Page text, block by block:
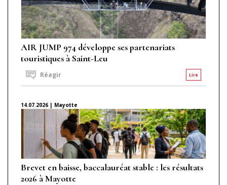
AIR JUMP 974 développe ses partenariats
touristiques à Saint-Leu
Lire
Réagir
14.07.2026 | Mayotte
Brevet en baisse, baccalauréat stable : les résultats
2026 à Mayotte